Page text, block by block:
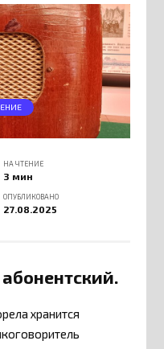
НА ЧТЕНИЕ
3 мин
ОПУБЛИКОВАНО
27.08.2025
хранится